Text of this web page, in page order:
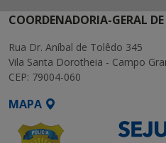
COORDENADORIA-GERAL
Rua Dr. Aníbal de Tolêdo 345
Vila Santa Dorotheia - Campo
CEP: 79004-060
MAPA